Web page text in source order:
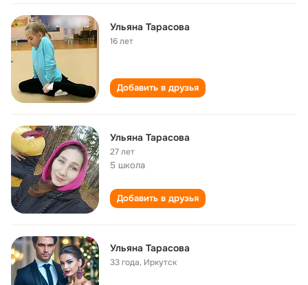
Ульяна Тарасова
16 лет
Добавить в друзья
Ульяна Тарасова
27 лет
5 школа
Добавить в друзья
Ульяна Тарасова
33 года, Иркутск